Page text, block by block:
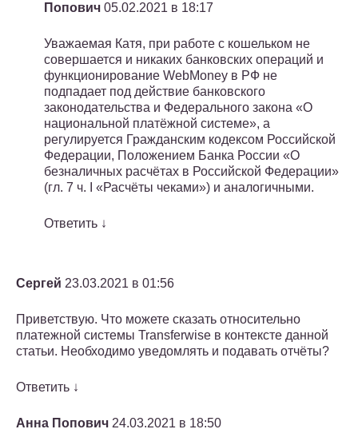
Попович 05.02.2021 в 18:17
Уважаемая Катя, при работе с кошельком не
совершается и никаких банковских операций и
функционирование WebMoney в РФ не
подпадает под действие банковского
законодательства и Федерального закона «О
национальной платёжной системе», а
регулируется Гражданским кодексом Российской
Федерации, Положением Банка России «О
безналичных расчётах в Российской Федерации»
(гл. 7 ч. I «Расчёты чеками») и аналогичными.
Ответить ↓
Сергей 23.03.2021 в 01:56
Приветствую. Что можете сказать относительно
платежной системы Transferwise в контексте данной
статьи. Необходимо уведомлять и подавать отчёты?
Ответить ↓
Анна Попович 24.03.2021 в 18:50